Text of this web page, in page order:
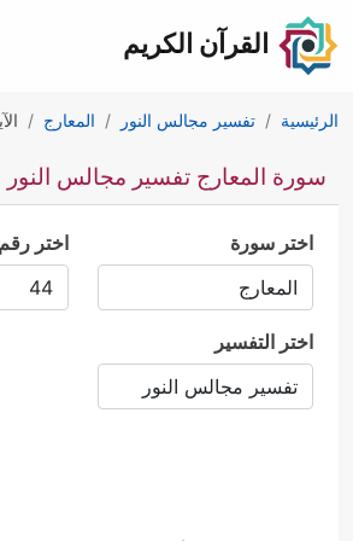
القرآن الكريم
الرئيسية تفسير مجالس النور المعارج
سورة المعارج تفسير مجالس النور
اختر سورة اختر رقم
اختر التفسير